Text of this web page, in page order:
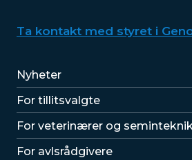
Ta kontakt med styret i
Lenker
Nyheter
For tillitsvalgte
For veterinærer og
For avlsrådgivere